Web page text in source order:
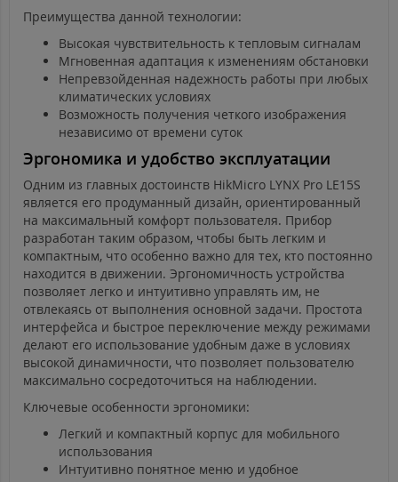
Преимущества данной технологии:
Высокая чувствительность к тепловым сигналам
Мгновенная адаптация к изменениям обстановки
Непревзойденная надежность работы при любых
климатических условиях
Возможность получения четкого изображения
независимо от времени суток
Эргономика и удобство эксплуатации
Одним из главных достоинств HikMicro LYNX Pro LE15S
является его продуманный дизайн, ориентированный
на максимальный комфорт пользователя. Прибор
разработан таким образом, чтобы быть легким и
компактным, что особенно важно для тех, кто постоянно
находится в движении. Эргономичность устройства
позволяет легко и интуитивно управлять им, не
отвлекаясь от выполнения основной задачи. Простота
интерфейса и быстрое переключение между режимами
делают его использование удобным даже в условиях
высокой динамичности, что позволяет пользователю
максимально сосредоточиться на наблюдении.
Ключевые особенности эргономики:
Легкий и компактный корпус для мобильного
использования
Интуитивно понятное меню и удобное